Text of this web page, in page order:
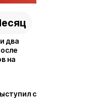
два
на
с